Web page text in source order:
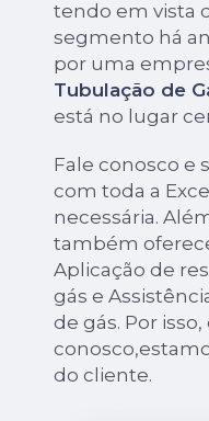
tendo em vista
segmento há
por uma
Tubulação de
está no lugar
Fale conosco e
com toda a
necessária.
também
Aplicação de
gás e
de gás. Por
do cliente.